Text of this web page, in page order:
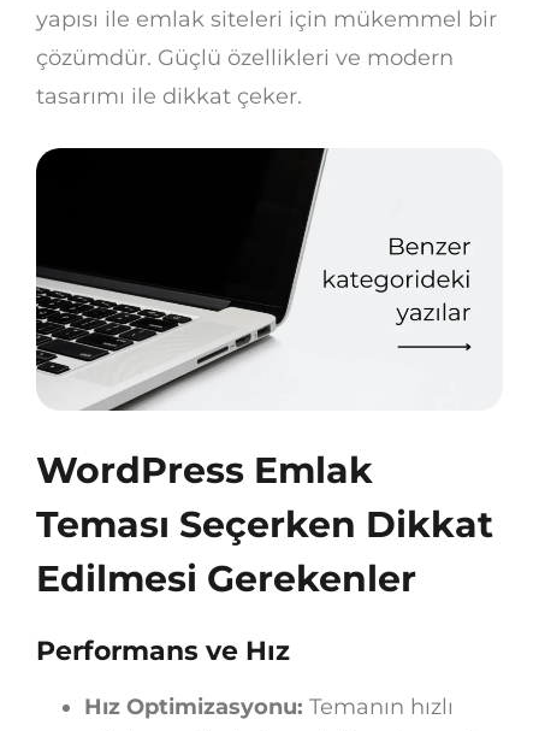
yapısı ile emlak siteleri için mükemmel bir
çözümdür. Güçlü özellikleri ve modern
tasarımı ile dikkat çeker.
WordPress Emlak
Teması Seçerken Dikkat
Edilmesi Gerekenler
Performans ve Hız
Hız Optimizasyonu: Temanın hızlı